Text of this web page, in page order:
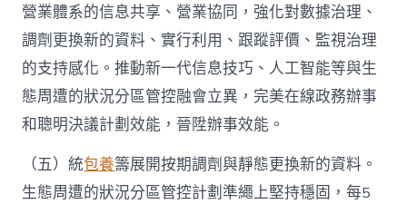
營業體系的信息共享、營業協同，強化對數據治理、
調劑更換新的資料、實行利用、跟蹤評價、監視治理
的支持感化。推動新一代信息技巧、人工智能等與生
態周遭的狀況分區管控融會立異，完美在線政務辦事
和聰明決議計劃效能，晉陞辦事效能。
（五）統包養籌展開按期調劑與靜態更換新的資料。
生態周遭的狀況分區管控計劃準繩上堅持穩固，每5